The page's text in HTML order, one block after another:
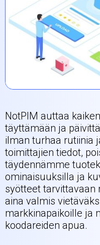
NotPIM auttaa
täyttämään ja
ilman turhaa rutiinia
toimittajien tiedot,
täydennämme
ominaisuuksilla ja
syötteet tarvittavaan
aina valmis
markkinapaikoille ja
koodareiden apua.